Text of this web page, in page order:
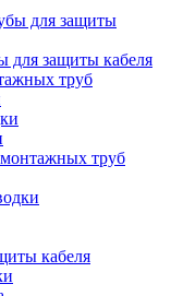
для защиты кабеля
труб
труб
кабеля